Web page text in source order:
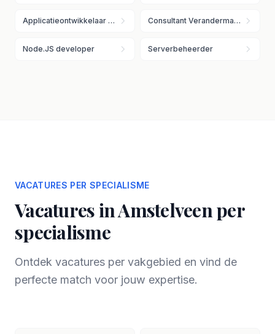
Applicatieontwikkelaar Java Consultant Verandermanagement
Node.JS developer Serverbeheerder
VACATURES PER SPECIALISME
Vacatures in Amstelveen per
specialisme
Ontdek vacatures per vakgebied en vind de
perfecte match voor jouw expertise.